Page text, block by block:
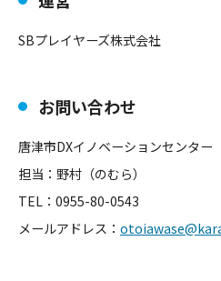
SBプレイヤーズ株式会社
お問い合わせ
唐津市DXイノベーションセンター（
担当：野村（のむら）
TEL：0955-80-0543
メールアドレス：